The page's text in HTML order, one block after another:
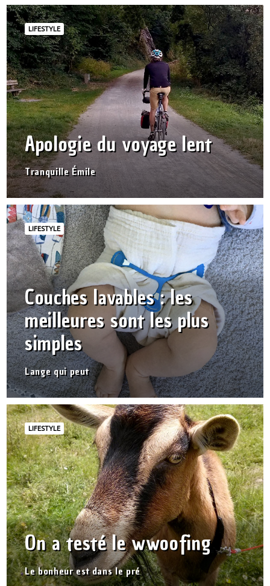
LIFESTYLE
Apologie du voyage lent
Tranquille Émile
LIFESTYLE
Couches lavables : les
meilleures sont les plus
simples
Lange qui peut
LIFESTYLE
On a testé le wwoofing
Le bonheur est dans le pré